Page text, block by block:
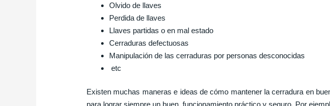
Olvido de llaves
Perdida de llaves
Llaves partidas o en mal estado
Cerraduras defectuosas
Manipulación de las cerraduras por personas desconocidas
etc
Existen muchas maneras e ideas de cómo mantener la cerradura en
para lograr siempre un buen funcionamiento práctico y seguro. Por